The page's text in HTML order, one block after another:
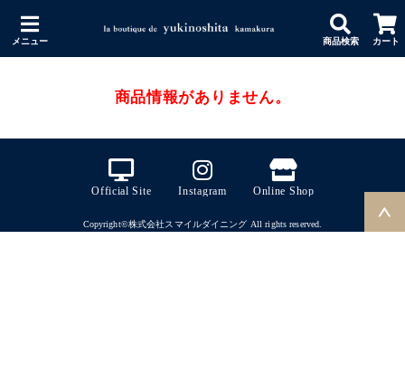
メニュー 商品検索 カート
商品情報がありません。
Official Site Instagram Online Shop
Copyright©株式会社スマイルダイニング All rights reserved.